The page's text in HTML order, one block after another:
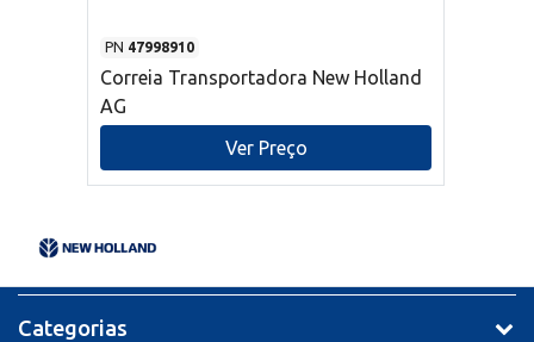
PN 47998910
Correia Transportadora New Holland
AG
Ver Preço
Categorias